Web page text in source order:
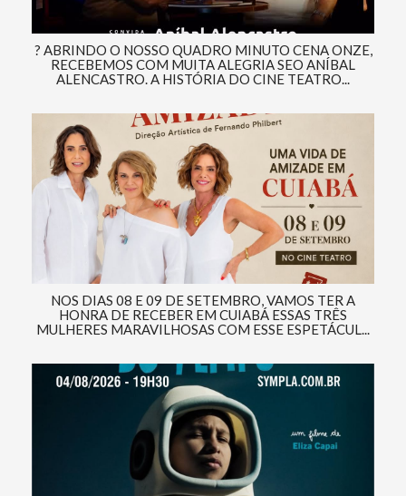
? ABRINDO O NOSSO QUADRO MINUTO CENA ONZE,
RECEBEMOS COM MUITA ALEGRIA SEO ANÍBAL
ALENCASTRO. A HISTÓRIA DO CINE TEATRO...
NOS DIAS 08 E 09 DE SETEMBRO, VAMOS TER A
HONRA DE RECEBER EM CUIABÁ ESSAS TRÊS
MULHERES MARAVILHOSAS COM ESSE ESPETÁCUL...